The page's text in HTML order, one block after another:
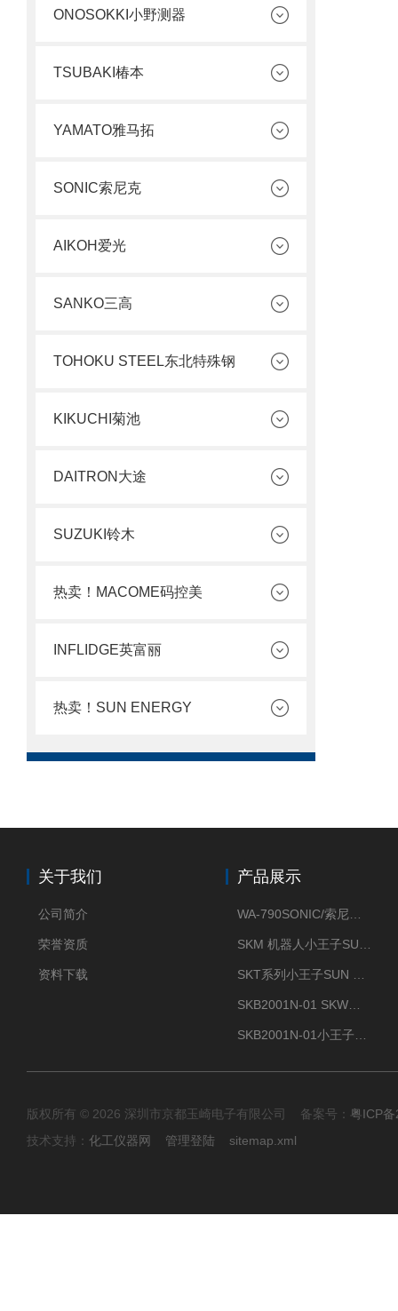
ONOSOKKI小野测器
TSUBAKI椿本
YAMATO雅马拓
SONIC索尼克
AIKOH爱光
SANKO三高
TOHOKU STEEL东北特殊钢
KIKUCHI菊池
DAITRON大途
SUZUKI铃木
热卖！MACOME码控美
INFLIDGE英富丽
热卖！SUN ENERGY
关于我们
公司简介
荣誉资质
资料下载
产品展示
版权所有 © 2026 深圳市京都玉崎电子有限公司 备案号： 粤ICP
技术支持： 化工仪器网 管理登陆 sitemap.xml